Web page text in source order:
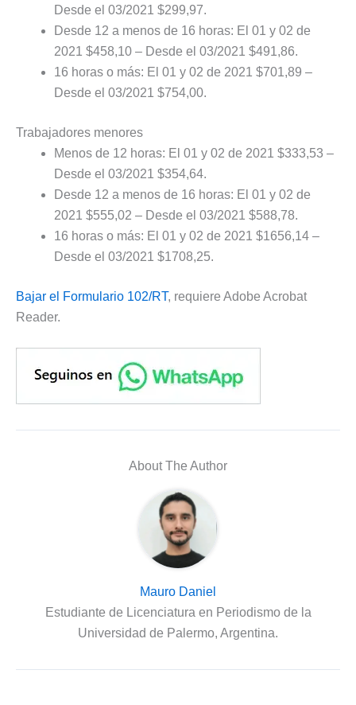
Desde el 03/2021 $299,97.
Desde 12 a menos de 16 horas: El 01 y 02 de
2021 $458,10 – Desde el 03/2021 $491,86.
16 horas o más: El 01 y 02 de 2021 $701,89 –
Desde el 03/2021 $754,00.
Trabajadores menores
Menos de 12 horas: El 01 y 02 de 2021 $333,53 –
Desde el 03/2021 $354,64.
Desde 12 a menos de 16 horas: El 01 y 02 de
2021 $555,02 – Desde el 03/2021 $588,78.
16 horas o más: El 01 y 02 de 2021 $1656,14 –
Desde el 03/2021 $1708,25.
Bajar el Formulario 102/RT, requiere Adobe Acrobat
Reader.
About The Author
Mauro Daniel
Estudiante de Licenciatura en Periodismo de la
Universidad de Palermo, Argentina.